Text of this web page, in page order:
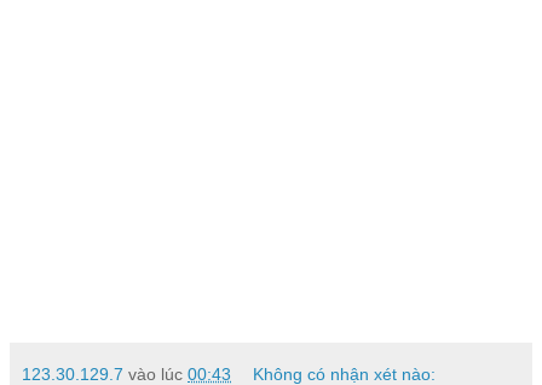
123.30.129.7 vào lúc 00:43 Không có nhận xét nào: